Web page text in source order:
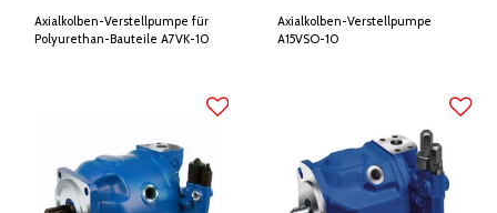
Axialkolben-Verstellpumpe für
Polyurethan-Bauteile A7VK-10
Axialkolben-Verstellpumpe
A15VSO-10